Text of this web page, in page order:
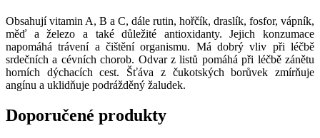
Obsahují vitamin A, B a C, dále rutin, hořčík, draslík, fosfor, vápník,
měď a železo a také důležité antioxidanty. Jejich konzumace
napomáhá trávení a čištění organismu. Má dobrý vliv při léčbě
srdečních a cévních chorob. Odvar z listů pomáhá při léčbě zánětu
horních dýchacích cest. Šťáva z čukotských borůvek zmírňuje
angínu a uklidňuje podrážděný žaludek.
Doporučené produkty